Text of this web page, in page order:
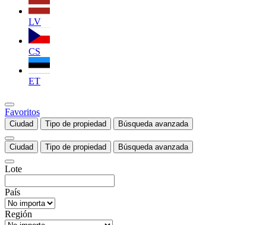
LV
CS
ET
Favoritos
Ciudad Tipo de propiedad Búsqueda avanzada
Ciudad Tipo de propiedad Búsqueda avanzada
Lote
País
Región